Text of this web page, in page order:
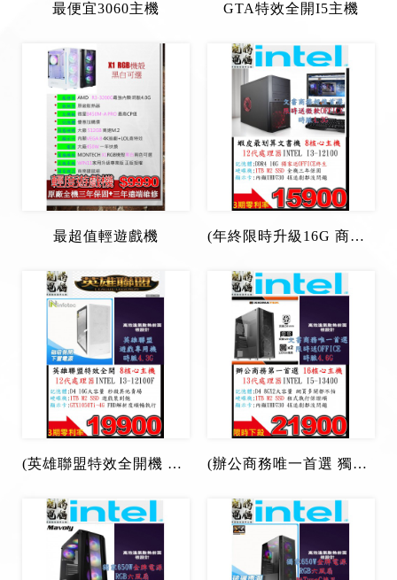
最便宜3060主機 GTA特效全開I5主機
最超值輕遊戲機 (年終限時升級16G 商務桌機送微軟OFFICE)i3-12100/8核心/16G/1TB SSD/500W銅牌/W10
(英雄聯盟特效全開機 上鑽首選)I3-12100F/4.3G/8核心/16G/1TB SSD/GTX1050TI-4G (辦公商務唯一首選 獨家送微軟OFFICE)最新13代I5-13400商務文書桌機/16G/1TB SSD/W11電腦